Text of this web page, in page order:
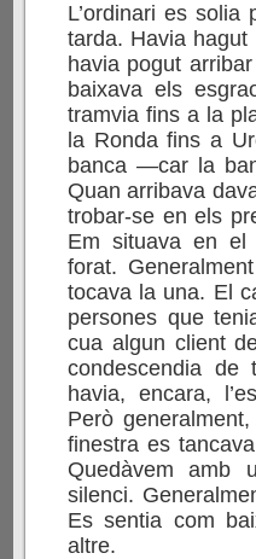
L’ordinari es solia
tarda. Havia
havia pogut
baixava els
tramvia fins a la
la Ronda fins a
banca —car la
Quan arribava
trobar-se en els
Em situava en el
forat.
tocava la una. El
persones que
cua algun client
condescendia de
havia, encara,
Però
finestra es
Quedàvem amb
silenci.
Es sentia com
altre.